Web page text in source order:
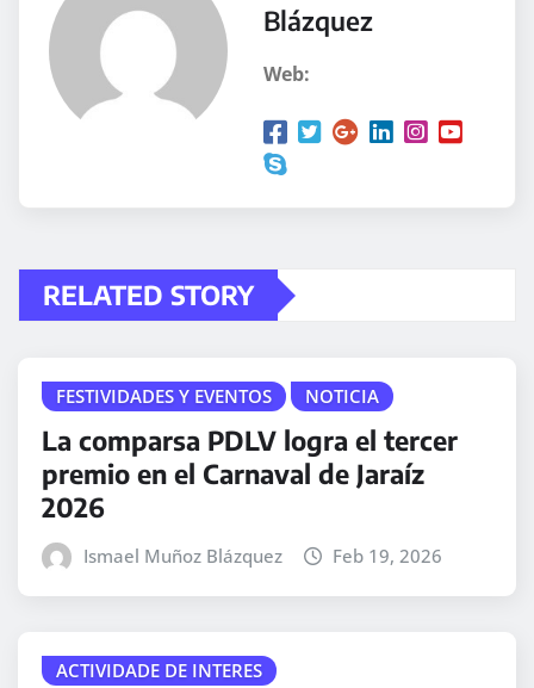
Blázquez
Web:
RELATED STORY
FESTIVIDADES Y EVENTOS NOTICIA
La comparsa PDLV logra el tercer
premio en el Carnaval de Jaraíz
2026
Ismael Muñoz Blázquez Feb 19, 2026
ACTIVIDADE DE INTERES